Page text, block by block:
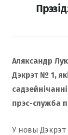
Аляксандр
Дэкрэт № 1,
прэс-служба
У новы Дэкрэт